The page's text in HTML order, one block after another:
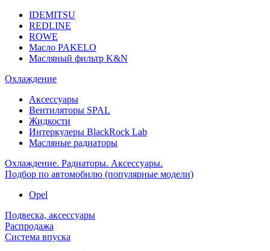
IDEMITSU
REDLINE
ROWE
Масло PAKELO
Масляный фильтр K&N
Охлаждение
Аксессуары
Вентиляторы SPAL
Жидкости
Интеркулеры BlackRock Lab
Масляные радиаторы
Охлаждение. Радиаторы. Аксессуары.
Подбор по автомобилю (популярные модели)
Opel
Подвеска, аксессуары
Распродажа
Система впуска